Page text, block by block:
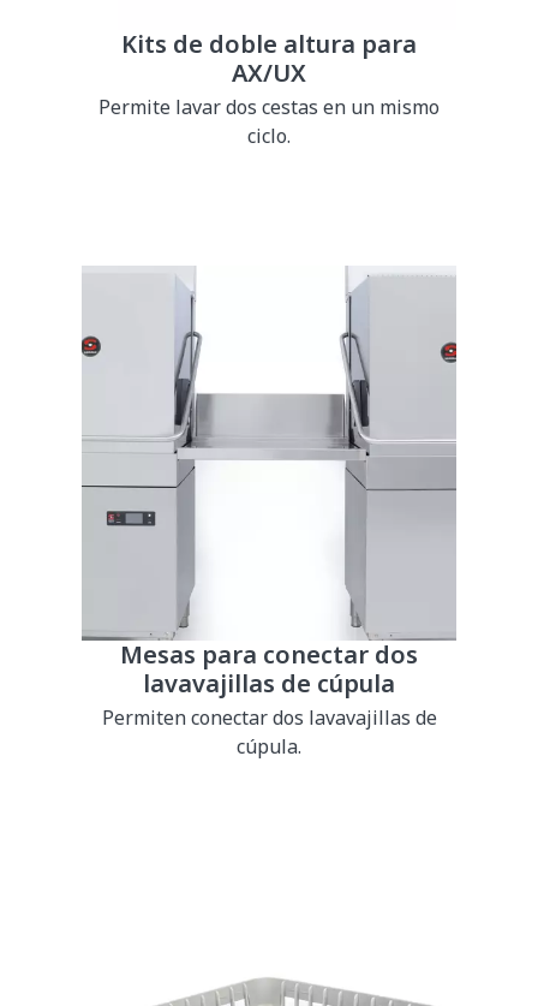
Kits de doble altura para
AX/UX
Permite lavar dos cestas en un mismo
ciclo.
Mesas para conectar dos
lavavajillas de cúpula
Permiten conectar dos lavavajillas de
cúpula.